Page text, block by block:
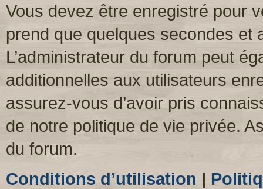
Vous devez être enregistré pour
prend que quelques secondes et
L’administrateur du forum peut
additionnelles aux utilisateurs
assurez-vous d’avoir pris
de notre politique de vie privée.
du forum.
Conditions d’utilisation |